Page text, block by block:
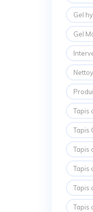
Gel
Gel
Tapis
Tapis
Tapis
Tapis
Tapis
Tapis